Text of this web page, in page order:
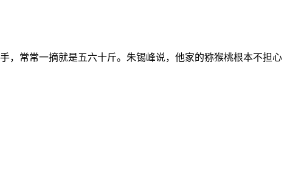
，常常一摘就是五六十斤。朱锡峰说，他家的猕猴桃根本不担心